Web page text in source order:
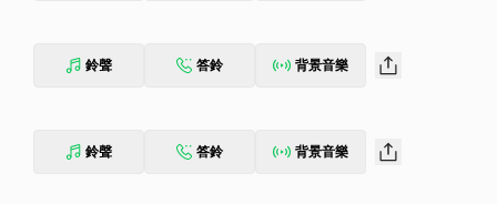
鈴聲 答鈴 背景音樂
鈴聲 答鈴 背景音樂